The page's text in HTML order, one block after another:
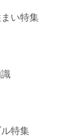
い特集
特集